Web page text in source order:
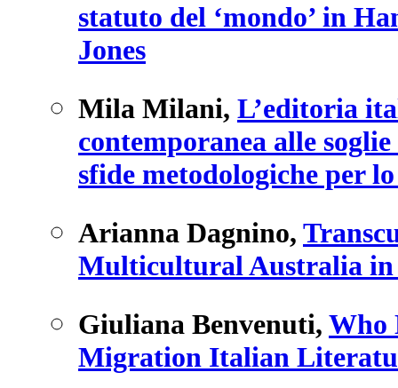
statuto del ‘mondo’ in
Jones
Mila Milani, L’editoria
contemporanea alle
sfide metodologiche per
Arianna Dagnino,
Multicultural Australia in
Giuliana Benvenuti, Who
Migration Italian